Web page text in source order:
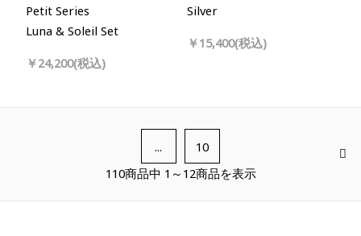
Petit Series
Luna & Soleil Set
￥24,200(税込)
Silver
￥15,400(税込)
...
10
110商品中 1～12商品を表示